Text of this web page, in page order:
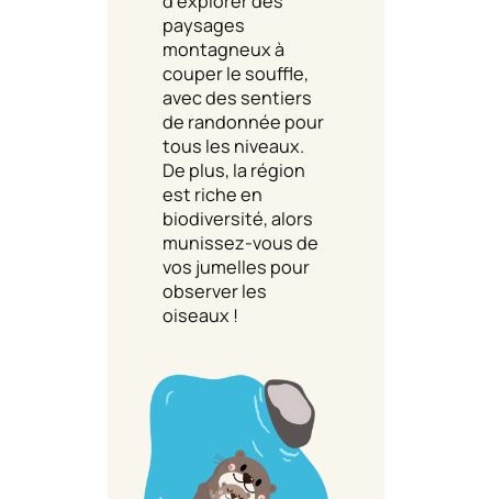
paysages
montagneux à
couper le souffle,
avec des sentiers
de randonnée pour
tous les niveaux.
De plus, la région
est riche en
biodiversité, alors
munissez-vous de
vos jumelles pour
observer les
oiseaux !